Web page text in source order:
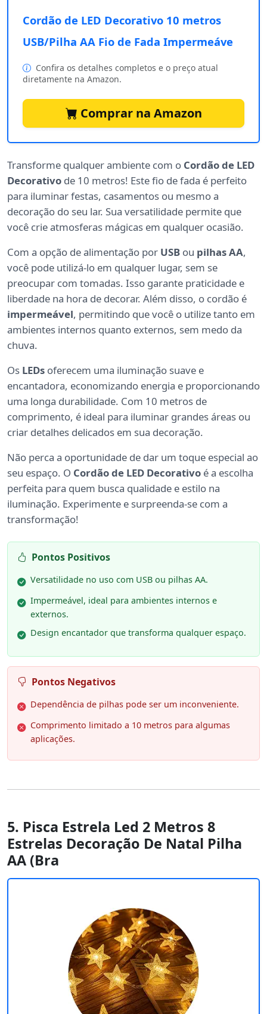
Cordão de LED Decorativo 10 metros
USB/Pilha AA Fio de Fada Impermeáve
Confira os detalhes completos e o preço atual
diretamente na Amazon.
Comprar na Amazon
Transforme qualquer ambiente com o Cordão de LED
Decorativo de 10 metros! Este fio de fada é perfeito
para iluminar festas, casamentos ou mesmo a
decoração do seu lar. Sua versatilidade permite que
você crie atmosferas mágicas em qualquer ocasião.
Com a opção de alimentação por USB ou pilhas AA,
você pode utilizá-lo em qualquer lugar, sem se
preocupar com tomadas. Isso garante praticidade e
liberdade na hora de decorar. Além disso, o cordão é
impermeável, permitindo que você o utilize tanto em
ambientes internos quanto externos, sem medo da
chuva.
Os LEDs oferecem uma iluminação suave e
encantadora, economizando energia e proporcionando
uma longa durabilidade. Com 10 metros de
comprimento, é ideal para iluminar grandes áreas ou
criar detalhes delicados em sua decoração.
Não perca a oportunidade de dar um toque especial ao
seu espaço. O Cordão de LED Decorativo é a escolha
perfeita para quem busca qualidade e estilo na
iluminação. Experimente e surpreenda-se com a
transformação!
Pontos Positivos
Versatilidade no uso com USB ou pilhas AA.
Impermeável, ideal para ambientes internos e
externos.
Design encantador que transforma qualquer espaço.
Pontos Negativos
Dependência de pilhas pode ser um inconveniente.
Comprimento limitado a 10 metros para algumas
aplicações.
5. Pisca Estrela Led 2 Metros 8
Estrelas Decoração De Natal Pilha
AA (Bra